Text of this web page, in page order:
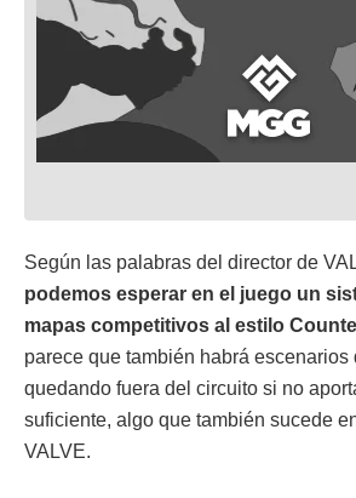
Según las palabras del director de
podemos esperar en el juego un
mapas competitivos al estilo
parece que también habrá escenarios
quedando fuera del circuito si no
suficiente, algo que también sucede
VALVE.